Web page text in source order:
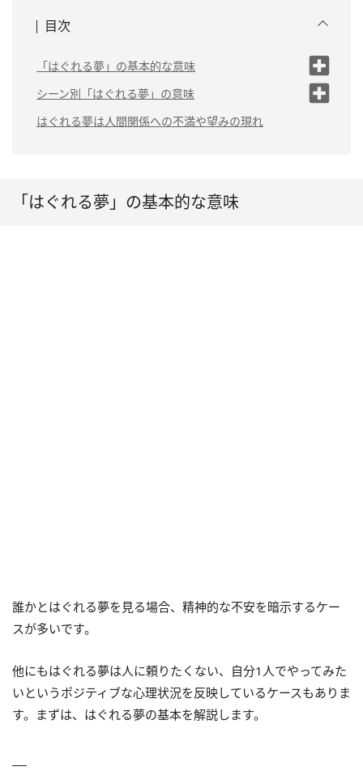
目次
「はぐれる夢」の基本的な意味
不安や孤独感を感じている
自分からはぐれる夢は「独立したい気持
ち」
シーン別「はぐれる夢」の意味
（1）親とはぐれる夢は「独立心が高まっている」
る」
はぐれる夢は人間関係への不満や望みの現れ
「はぐれる夢」の基本的な意味
誰かとはぐれる夢を見る場合、精神的な不安を暗示するケー
スが多いです。
他にもはぐれる夢は人に頼りたくない、自分1人でやってみた
いというポジティブな心理状況を反映しているケースもありま
す。まずは、はぐれる夢の基本を解説します。